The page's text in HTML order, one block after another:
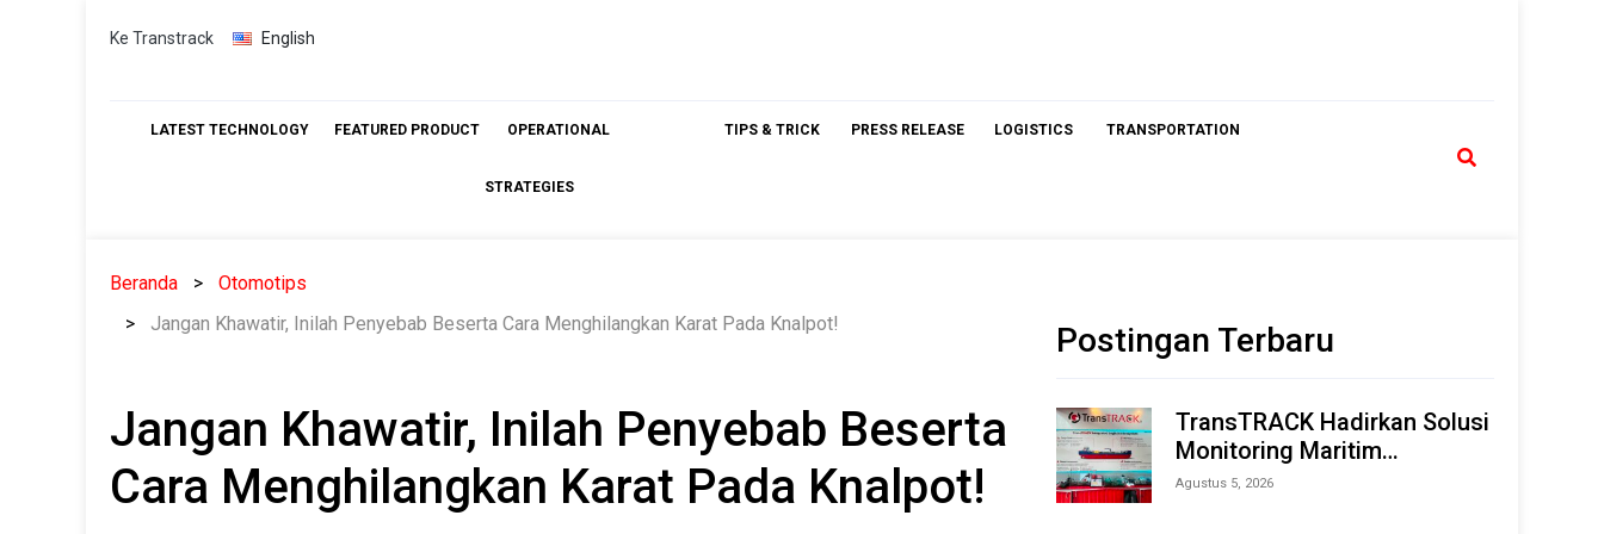
Skip
Ke Transtrack English
LATEST TECHNOLOGY FEATURED PRODUCT OPERATIONAL
STRATEGIES
TIPS & TRICK PRESS RELEASE LOGISTICS TRANSPORTATION
Beranda
Otomotips
Jangan Khawatir, Inilah Penyebab Beserta Cara Menghilangkan Karat Pada Knalpot!
Jangan Khawatir, Inilah Penyebab Beserta
Cara Menghilangkan Karat Pada Knalpot!
Postingan Terbaru
TransTRACK Hadirkan Solusi
Monitoring Maritim
Terintegrasi Berbasis AI &
Agustus 5, 2026